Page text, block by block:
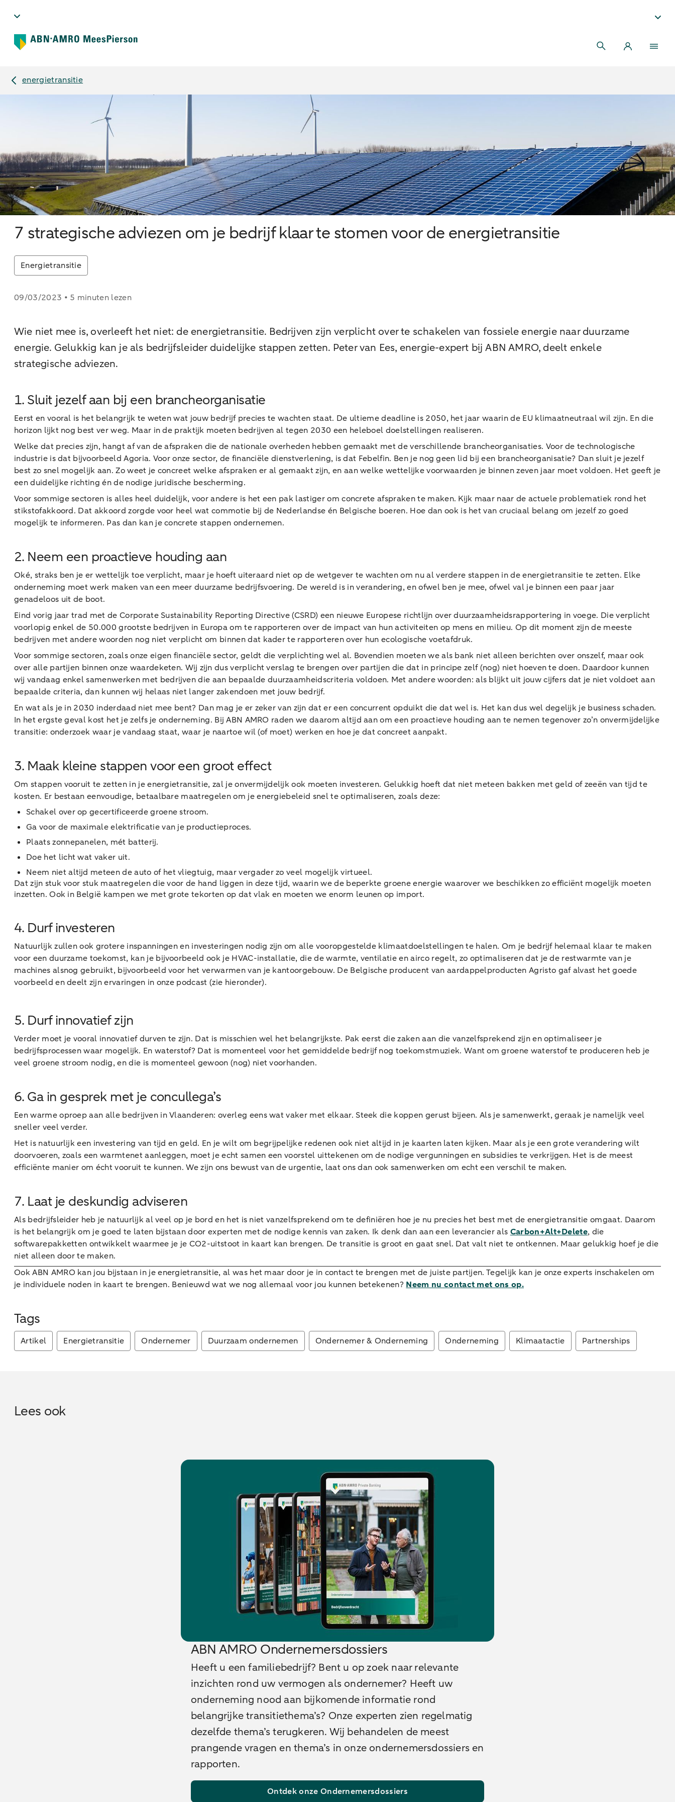
energietransitie
7 strategische adviezen om je bedrijf klaar te stomen voor de energietransitie
Energietransitie
09/03/2023 • 5 minuten lezen
Wie niet mee is, overleeft het niet: de energietransitie. Bedrijven zijn verplicht over te schakelen van fossiele energie naar duurzame
energie. Gelukkig kan je als bedrijfsleider duidelijke stappen zetten. Peter van Ees, energie-expert bij ABN AMRO, deelt enkele
strategische adviezen.
1. Sluit jezelf aan bij een brancheorganisatie
Eerst en vooral is het belangrijk te weten wat jouw bedrijf precies te wachten staat. De ultieme deadline is 2050, het jaar waarin de EU klimaatneutraal wil zijn. En die
horizon lijkt nog best ver weg. Maar in de praktijk moeten bedrijven al tegen 2030 een heleboel doelstellingen realiseren.
Welke dat precies zijn, hangt af van de afspraken die de nationale overheden hebben gemaakt met de verschillende brancheorganisaties. Voor de technologische
industrie is dat bijvoorbeeld Agoria. Voor onze sector, de financiële dienstverlening, is dat Febelfin. Ben je nog geen lid bij een brancheorganisatie? Dan sluit je jezelf
best zo snel mogelijk aan. Zo weet je concreet welke afspraken er al gemaakt zijn, en aan welke wettelijke voorwaarden je binnen zeven jaar moet voldoen. Het geeft je
een duidelijke richting én de nodige juridische bescherming.
Voor sommige sectoren is alles heel duidelijk, voor andere is het een pak lastiger om concrete afspraken te maken. Kijk maar naar de actuele problematiek rond het
stikstofakkoord. Dat akkoord zorgde voor heel wat commotie bij de Nederlandse én Belgische boeren. Hoe dan ook is het van cruciaal belang om jezelf zo goed
mogelijk te informeren. Pas dan kan je concrete stappen ondernemen.
2. Neem een proactieve houding aan
Oké, straks ben je er wettelijk toe verplicht, maar je hoeft uiteraard niet op de wetgever te wachten om nu al verdere stappen in de energietransitie te zetten. Elke
onderneming moet werk maken van een meer duurzame bedrijfsvoering. De wereld is in verandering, en ofwel ben je mee, ofwel val je binnen een paar jaar
genadeloos uit de boot.
Eind vorig jaar trad met de Corporate Sustainability Reporting Directive (CSRD) een nieuwe Europese richtlijn over duurzaamheidsrapportering in voege. Die verplicht
voorlopig enkel de 50.000 grootste bedrijven in Europa om te rapporteren over de impact van hun activiteiten op mens en milieu. Op dit moment zijn de meeste
bedrijven met andere woorden nog niet verplicht om binnen dat kader te rapporteren over hun ecologische voetafdruk.
Voor sommige sectoren, zoals onze eigen financiële sector, geldt die verplichting wel al. Bovendien moeten we als bank niet alleen berichten over onszelf, maar ook
over alle partijen binnen onze waardeketen. Wij zijn dus verplicht verslag te brengen over partijen die dat in principe zelf (nog) niet hoeven te doen. Daardoor kunnen
wij vandaag enkel samenwerken met bedrijven die aan bepaalde duurzaamheidscriteria voldoen. Met andere woorden: als blijkt uit jouw cijfers dat je niet voldoet aan
bepaalde criteria, dan kunnen wij helaas niet langer zakendoen met jouw bedrijf.
En wat als je in 2030 inderdaad niet mee bent? Dan mag je er zeker van zijn dat er een concurrent opduikt die dat wel is. Het kan dus wel degelijk je business schaden.
In het ergste geval kost het je zelfs je onderneming. Bij ABN AMRO raden we daarom altijd aan om een proactieve houding aan te nemen tegenover zo’n onvermijdelijke
transitie: onderzoek waar je vandaag staat, waar je naartoe wil (of moet) werken en hoe je dat concreet aanpakt.
3. Maak kleine stappen voor een groot effect
Om stappen vooruit te zetten in je energietransitie, zal je onvermijdelijk ook moeten investeren. Gelukkig hoeft dat niet meteen bakken met geld of zeeën van tijd te
kosten. Er bestaan eenvoudige, betaalbare maatregelen om je energiebeleid snel te optimaliseren, zoals deze:
Schakel over op gecertificeerde groene stroom.
Ga voor de maximale elektrificatie van je productieproces.
Plaats zonnepanelen, mét batterij.
Doe het licht wat vaker uit.
Neem niet altijd meteen de auto of het vliegtuig, maar vergader zo veel mogelijk virtueel.
Dat zijn stuk voor stuk maatregelen die voor de hand liggen in deze tijd, waarin we de beperkte groene energie waarover we beschikken zo efficiënt mogelijk moeten
inzetten. Ook in België kampen we met grote tekorten op dat vlak en moeten we enorm leunen op import.
4. Durf investeren
Natuurlijk zullen ook grotere inspanningen en investeringen nodig zijn om alle vooropgestelde klimaatdoelstellingen te halen. Om je bedrijf helemaal klaar te maken
voor een duurzame toekomst, kan je bijvoorbeeld ook je HVAC-installatie, die de warmte, ventilatie en airco regelt, zo optimaliseren dat je de restwarmte van je
machines alsnog gebruikt, bijvoorbeeld voor het verwarmen van je kantoorgebouw. De Belgische producent van aardappelproducten Agristo gaf alvast het goede
voorbeeld en deelt zijn ervaringen in onze podcast (zie hieronder).
5. Durf innovatief zijn
Verder moet je vooral innovatief durven te zijn. Dat is misschien wel het belangrijkste. Pak eerst die zaken aan die vanzelfsprekend zijn en optimaliseer je
bedrijfsprocessen waar mogelijk. En waterstof? Dat is momenteel voor het gemiddelde bedrijf nog toekomstmuziek. Want om groene waterstof te produceren heb je
veel groene stroom nodig, en die is momenteel gewoon (nog) niet voorhanden.
6. Ga in gesprek met je concullega’s
Een warme oproep aan alle bedrijven in Vlaanderen: overleg eens wat vaker met elkaar. Steek die koppen gerust bijeen. Als je samenwerkt, geraak je namelijk veel
sneller veel verder.
Het is natuurlijk een investering van tijd en geld. En je wilt om begrijpelijke redenen ook niet altijd in je kaarten laten kijken. Maar als je een grote verandering wilt
doorvoeren, zoals een warmtenet aanleggen, moet je echt samen een voorstel uittekenen om de nodige vergunningen en subsidies te verkrijgen. Het is de meest
efficiënte manier om écht vooruit te kunnen. We zijn ons bewust van de urgentie, laat ons dan ook samenwerken om echt een verschil te maken.
7. Laat je deskundig adviseren
Als bedrijfsleider heb je natuurlijk al veel op je bord en het is niet vanzelfsprekend om te definiëren hoe je nu precies het best met de energietransitie omgaat. Daarom
is het belangrijk om je goed te laten bijstaan door experten met de nodige kennis van zaken. Ik denk dan aan een leverancier als Carbon+Alt+Delete, die
softwarepakketten ontwikkelt waarmee je je CO2-uitstoot in kaart kan brengen. De transitie is groot en gaat snel. Dat valt niet te ontkennen. Maar gelukkig hoef je die
niet alleen door te maken.
Ook ABN AMRO kan jou bijstaan in je energietransitie, al was het maar door je in contact te brengen met de juiste partijen. Tegelijk kan je onze experts inschakelen om
je individuele noden in kaart te brengen. Benieuwd wat we nog allemaal voor jou kunnen betekenen? Neem nu contact met ons op.
Tags
Artikel Energietransitie Ondernemer Duurzaam ondernemen Ondernemer & Onderneming Onderneming Klimaatactie Partnerships
Lees ook
ABN AMRO Ondernemersdossiers
Heeft u een familiebedrijf? Bent u op zoek naar relevante
inzichten rond uw vermogen als ondernemer? Heeft uw
onderneming nood aan bijkomende informatie rond
belangrijke transitiethema’s? Onze experten zien regelmatig
dezelfde thema’s terugkeren. Wij behandelen de meest
prangende vragen en thema’s in onze ondernemersdossiers en
rapporten.
Ontdek onze Ondernemersdossiers